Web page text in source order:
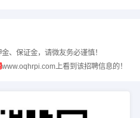
、保证金，请微友务必谨慎！
www.oqhrpi.com上看到该招聘信息的！